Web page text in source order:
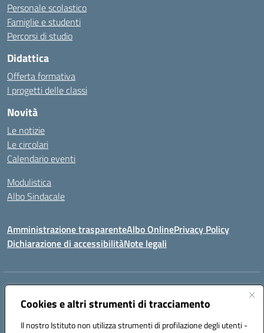
Cookies e altri strumenti di tracciamento
Il nostro Istituto non utilizza strumenti di profilazione degli utenti -
Personale scolastico
Famiglie e studenti
Percorsi di studio
Didattica
Offerta formativa
I progetti delle classi
Novità
Le notizie
Le circolari
Calendario eventi
Modulistica
Albo Sindacale
Amministrazione trasparenteAlbo OnlinePrivacy Policy
Dichiarazione di accessibilitàNote legali
Indirizzo:
Centralino:0994722507 Email:TAIC873006@istruzione.it